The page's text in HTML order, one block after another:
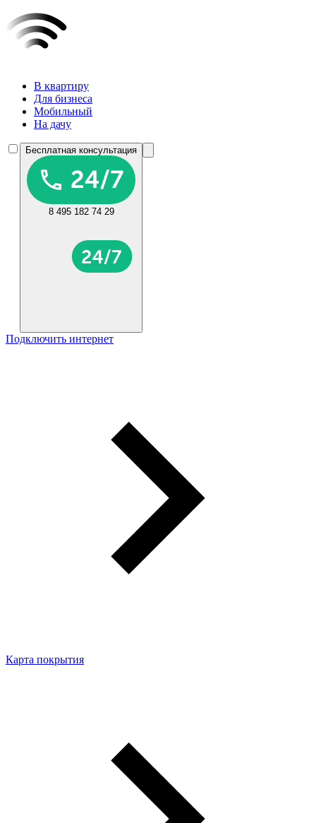
В квартиру
Для бизнеса
Мобильный
На дачу
Бесплатная консультация
8 495 182 74 29
Подключить интернет
Карта покрытия